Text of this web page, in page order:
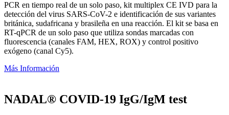
PCR en tiempo real de un solo paso, kit multiplex CE IVD para la
detección del virus SARS-CoV-2 e identificación de sus variantes
británica, sudafricana y brasileña en una reacción. El kit se basa en
RT-qPCR de un solo paso que utiliza sondas marcadas con
fluorescencia (canales FAM, HEX, ROX) y control positivo
exógeno (canal Cy5).
Más Información
NADAL® COVID-19 IgG/IgM test